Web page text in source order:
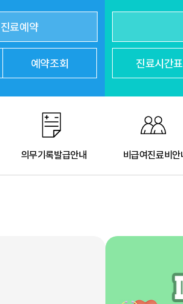
료예약
예약조회 진료시간표
의무기록발급안내 비급여진료비안